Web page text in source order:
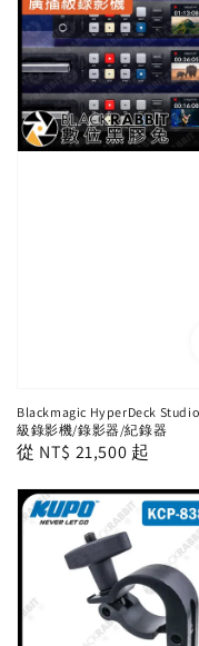
Blackmagic HyperDeck
級錄影機/錄影器/紀錄器
Regular
從 NT$ 21,500 起